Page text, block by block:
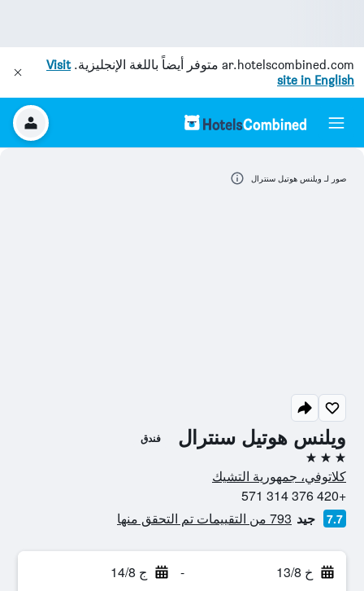
ar.hotelscombined.com متوفر أيضاً باللغة الإنجليزية.Visit
site in English
ويلنس هوتيل سنترال فندق
3 نجوم
كلاتوفي، جمهورية التشيك
+420 376 314 571
7.7 جيد 793 من التقييمات تم التحقق منها
خ 13/8 - ج 14/8
صور لـ ويلنس هوتيل سنترال